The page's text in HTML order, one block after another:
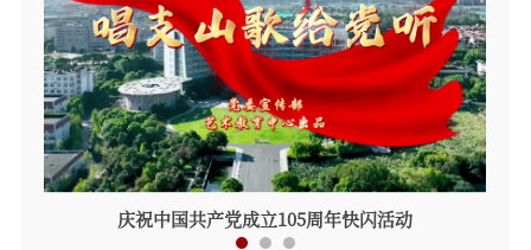
庆祝中国共产党成立105周年快闪活动